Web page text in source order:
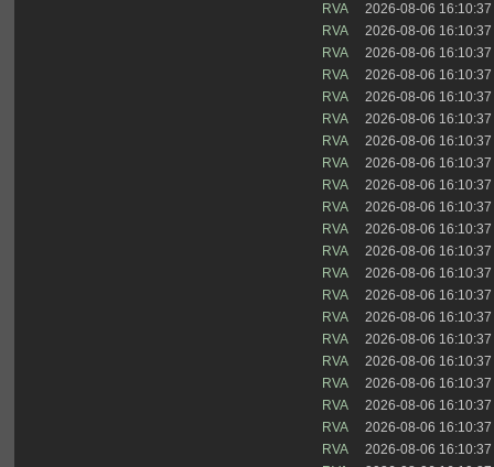
RVA
2026-08-06 16:10:37
RVA
2026-08-06 16:10:37
RVA
2026-08-06 16:10:37
RVA
2026-08-06 16:10:37
RVA
2026-08-06 16:10:37
RVA
2026-08-06 16:10:37
RVA
2026-08-06 16:10:37
RVA
2026-08-06 16:10:37
RVA
2026-08-06 16:10:37
RVA
2026-08-06 16:10:37
RVA
2026-08-06 16:10:37
RVA
2026-08-06 16:10:37
RVA
2026-08-06 16:10:37
RVA
2026-08-06 16:10:37
RVA
2026-08-06 16:10:37
RVA
2026-08-06 16:10:37
RVA
2026-08-06 16:10:37
RVA
2026-08-06 16:10:37
RVA
2026-08-06 16:10:37
RVA
2026-08-06 16:10:37
RVA
2026-08-06 16:10:37